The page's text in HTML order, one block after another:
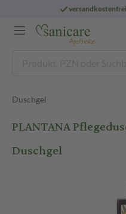
versandkostenfrei
Duschgel
PLANTANA
Duschgel